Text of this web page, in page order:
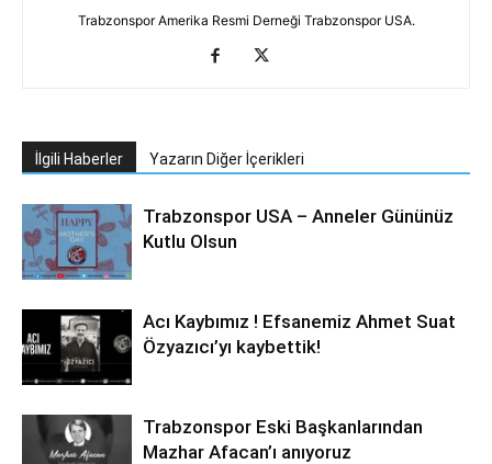
Trabzonspor Amerika Resmi Derneği Trabzonspor USA.
İlgili Haberler Yazarın Diğer İçerikleri
Trabzonspor USA – Anneler Gününüz
Kutlu Olsun
Acı Kaybımız ! Efsanemiz Ahmet Suat
Özyazıcı’yı kaybettik!
Trabzonspor Eski Başkanlarından
Mazhar Afacan’ı anıyoruz